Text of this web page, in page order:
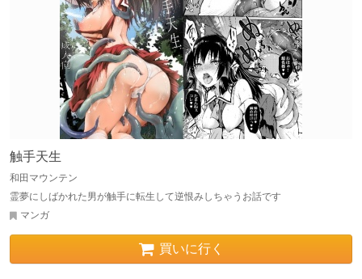
触手天生
和田マウンテン
霊夢にしばかれた男が触手に転生して逆恨みしちゃうお話です
マンガ
買いに行く